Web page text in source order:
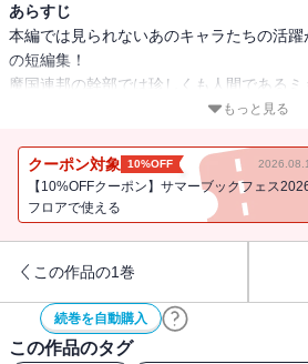
あらすじ
本編では見られないあのキャラたちの活
の短編集！
魔国連邦の幹部では珍しくも人間である
愛する人の残滓を求め世界を旅するヴェ
ある国の物語
――『遠い記憶』
――『激動の日々』
魔王ギィ・クリムゾンのメイドにして原
も周りが異常ならボヤキたくもなるよね
――『青い悪魔のひとり言』
もっと見る
クーポン対象 10%OFF
【10%OFFクーポン】サマーブックフェス
フロアで使える
この作品の1巻
続巻を自動購入
この作品のタグ